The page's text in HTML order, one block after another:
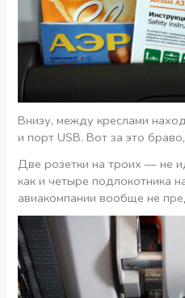
Внизу, между креслами
и порт USB. Вот за это
Две розетки на троих — не
как и четыре подлокотника
авиакомпании вообще не